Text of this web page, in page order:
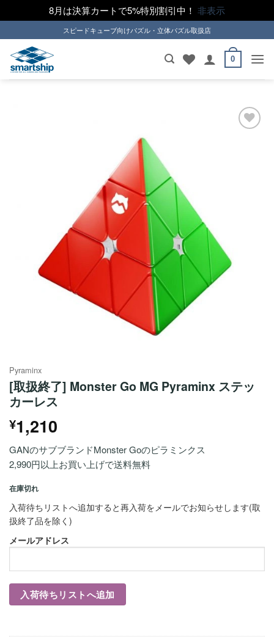
8月は決算カートで5%特別割引中！ 非表示
to
content
スピードキューブ向けパズル・立体パズル取扱店
0
Pyraminx
[取扱終了] Monster Go MG Pyraminx ステッ
カーレス
¥1,210
GANのサブブランドMonster Goのピラミンクス
2,990円以上お買い上げで送料無料
在庫切れ
入荷待ちリストへ追加すると再入荷をメールでお知らせします(取
扱終了品を除く)
メールアドレス